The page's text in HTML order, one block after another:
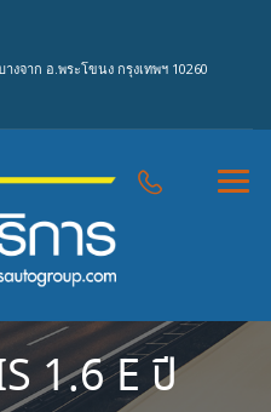
จาก อ.พระโขนง กรุงเทพฯ 10260
1.6 E ปี